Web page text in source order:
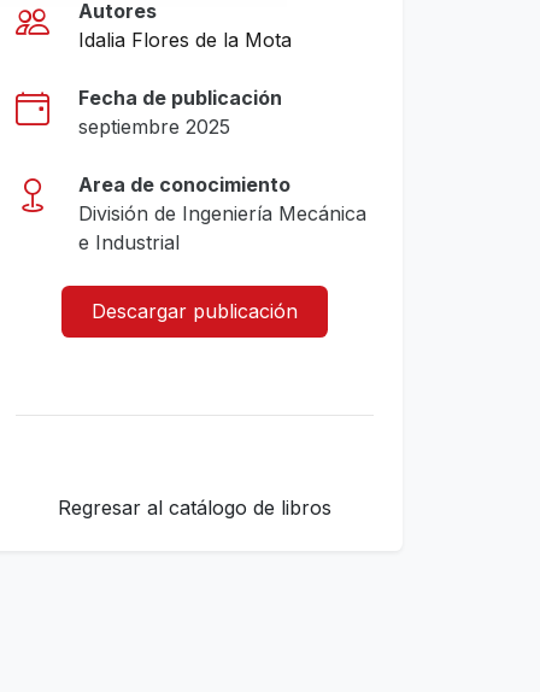
Autores
Idalia Flores de la Mota
Fecha de publicación
septiembre 2025
Area de conocimiento
División de Ingeniería Mecánica
e Industrial
Descargar publicación
Regresar al catálogo de libros